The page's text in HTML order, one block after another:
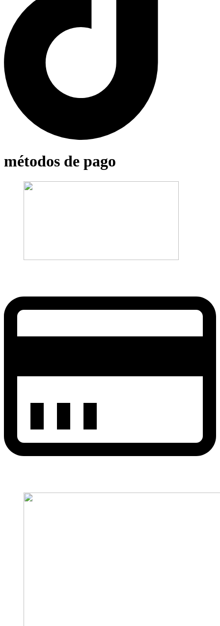
métodos de pago